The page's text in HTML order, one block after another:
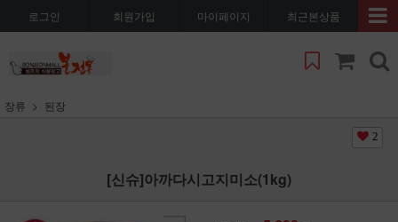
로그인 회원가입 마이페이지 최근본상품
장류 된장
2
[신슈]아까다시고지미소(1kg)